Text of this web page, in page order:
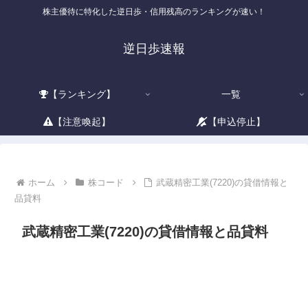
株主優待に特化した逆日歩・信用残高のランキングが速い！
逆日歩速報
【ランキング】 一覧
【注意喚起】 【申込停止】
ホーム 株コード
武蔵精密工業(7220)の貸借情報と
品貸料
武蔵精密工業(7220)の貸借情報と品貸料